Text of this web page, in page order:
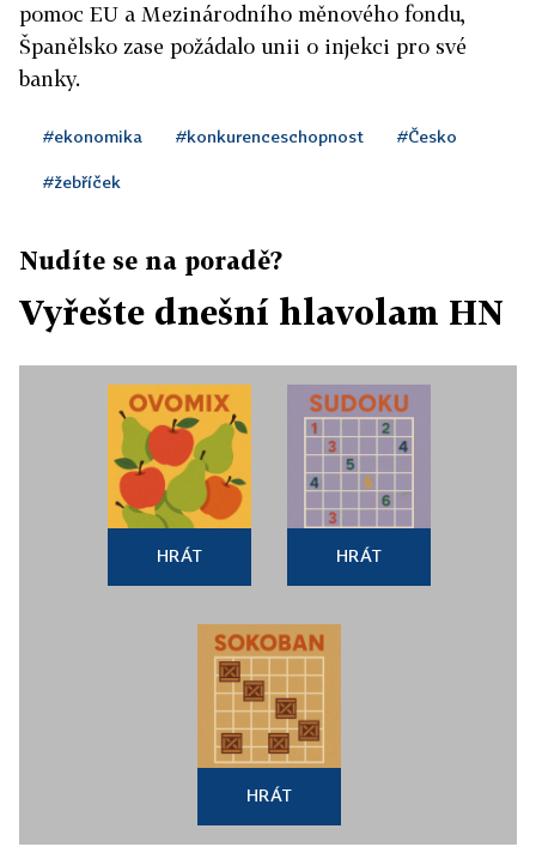
pomoc EU a Mezinárodního měnového fondu,
Španělsko zase požádalo unii o injekci pro své
banky.
#ekonomika #konkurenceschopnost #Česko
#žebříček
Nudíte se na poradě?
Vyřešte dnešní hlavolam HN
HRÁT HRÁT
HRÁT